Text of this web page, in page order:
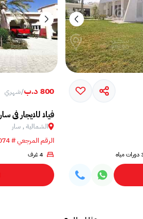
800 د.ب /شهري
فيلا للايجار في سار
الشمالية , سار
الرقم المرجعي # 1074
4 غرف